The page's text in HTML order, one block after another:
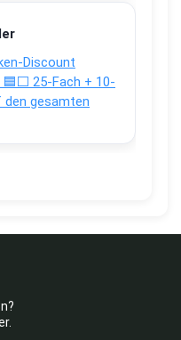
Discount
25-Fach + 10-
gesamten